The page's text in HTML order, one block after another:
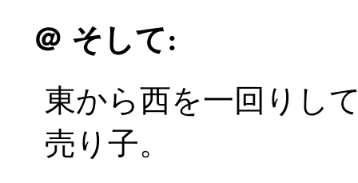
＠ そして:
東から西を一回りし
売り子。